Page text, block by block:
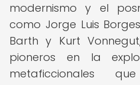
modernismo y el
como Jorge Luis
Barth y Kurt
pioneros en la
metaficcionales